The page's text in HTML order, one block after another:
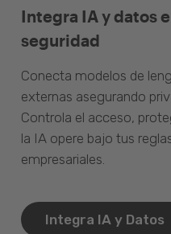
Integra IA y datos
seguridad
Conecta modelos de
externas asegurando
Controla el acceso,
la IA opere bajo tus
empresariales.
Integra IA y Datos